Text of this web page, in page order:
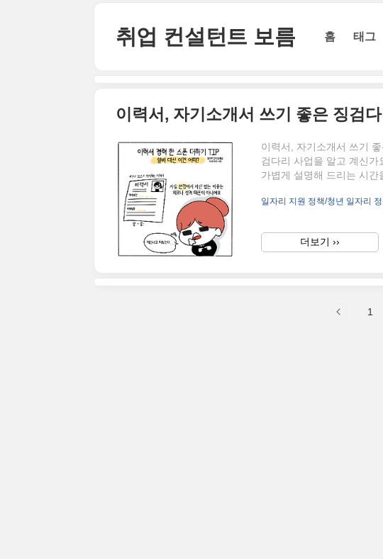
취업 컨설턴트 보름 홈 태그
이력서, 자기소개서 쓰기 좋은 징검
이력서, 자기소개서 쓰기
검다리 사업을 알고 계신
가볍게 설명해 드리는 시
은데요. 경기도일자리재단
서 공시하는 징검다리 사업
환 기회를 얻을 수 있는 징
일자리 지원 정책/청년 일자리
더보기 ››
1